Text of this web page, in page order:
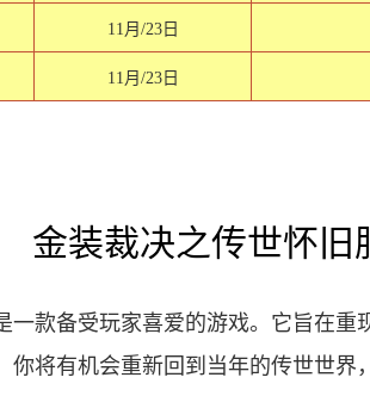
11月/23日
11月/23日
金装裁决之传世怀旧
一款备受玩家喜爱的游戏。它旨在
你将有机会重新回到当年的传世世界